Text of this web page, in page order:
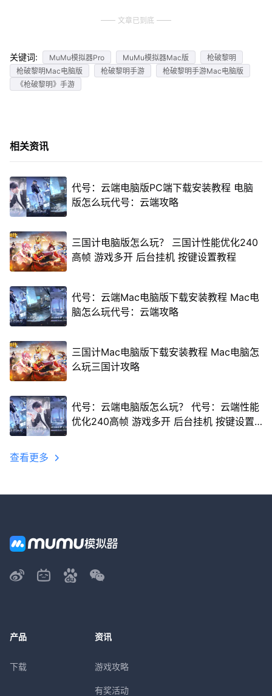
文章已到底
关键词: MuMu模拟器Pro MuMu模拟器Mac版
枪破黎明
枪破黎明Mac电脑版
枪破黎明手游
枪破黎明手游Mac电脑版
《枪破黎明》手游
相关资讯
代号：云端电脑版PC端下载安装教程 电脑
版怎么玩代号：云端攻略
三国计电脑版怎么玩？ 三国计性能优化240
高帧 游戏多开 后台挂机 按键设置教程
代号：云端Mac电脑版下载安装教程 Mac电
脑怎么玩代号：云端攻略
三国计Mac电脑版下载安装教程 Mac电脑怎
么玩三国计攻略
代号：云端电脑版怎么玩？ 代号：云端性能
优化240高帧 游戏多开 后台挂机 按键设置
查看更多
产品
下载
资讯
游戏攻略
有奖活动